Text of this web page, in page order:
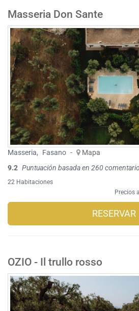
Masseria Don Sante
Masseria, Fasano -
Mapa
9.2 Puntuación basada en 260
22 Habitaciones
Precios
RESERVAR
OZIO - Il trullo rosso